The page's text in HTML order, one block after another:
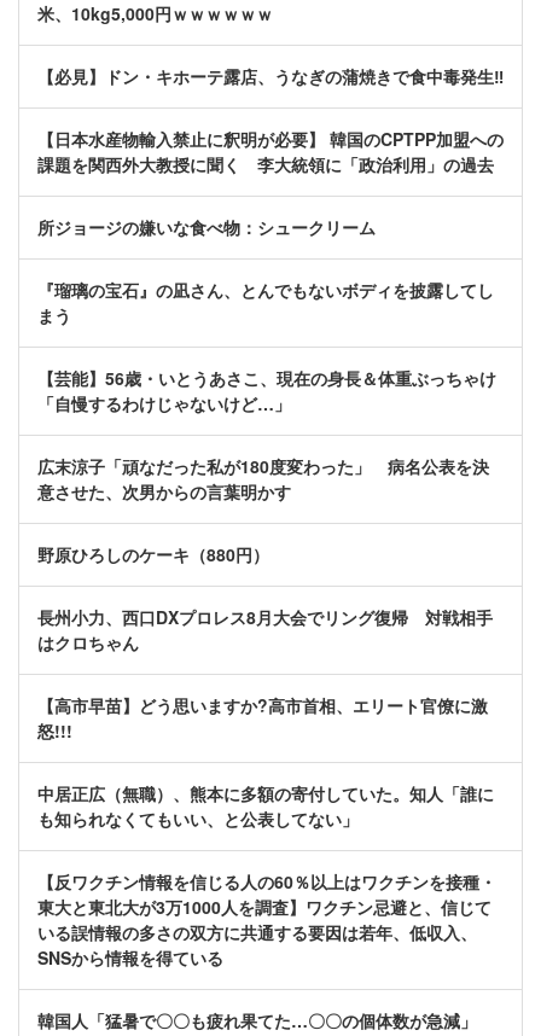
米、10kg5,000円ｗｗｗｗｗｗ
【必見】ドン・キホーテ露店、うなぎの蒲焼きで食中毒発生‼
【日本水産物輸入禁止に釈明が必要】 韓国のCPTPP加盟への
課題を関西外大教授に聞く 李大統領に「政治利用」の過去
所ジョージの嫌いな食べ物：シュークリーム
『瑠璃の宝石』の凪さん、とんでもないボディを披露してし
まう
【芸能】56歳・いとうあさこ、現在の身長＆体重ぶっちゃけ
「自慢するわけじゃないけど…」
広末涼子「頑なだった私が180度変わった」 病名公表を決
意させた、次男からの言葉明かす
野原ひろしのケーキ（880円）
長州小力、西口DXプロレス8月大会でリング復帰 対戦相手
はクロちゃん
【高市早苗】どう思いますか?高市首相、エリート官僚に激
怒!!!
中居正広（無職）、熊本に多額の寄付していた。知人「誰に
も知られなくてもいい、と公表してない」
【反ワクチン情報を信じる人の60％以上はワクチンを接種・
東大と東北大が3万1000人を調査】ワクチン忌避と、信じて
いる誤情報の多さの双方に共通する要因は若年、低収入、
SNSから情報を得ている
韓国人「猛暑で〇〇も疲れ果てた…〇〇の個体数が急減」